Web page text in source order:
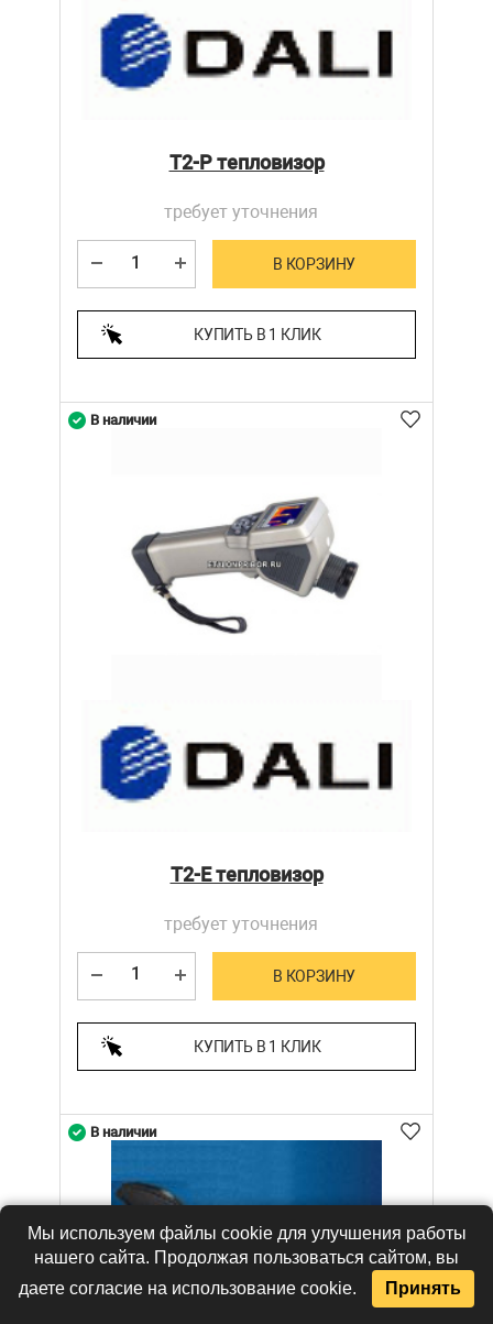
T2-P тепловизор
требует уточнения
В КОРЗИНУ
КУПИТЬ В 1 КЛИК
T2-E тепловизор
требует уточнения
В КОРЗИНУ
КУПИТЬ В 1 КЛИК
В наличии
В наличии
Мы используем файлы cookie для улучшения работы
нашего сайта. Продолжая пользоваться сайтом, вы
даете согласие на использование cookie.
Принять